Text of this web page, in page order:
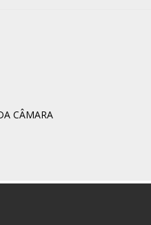
CÂMARA